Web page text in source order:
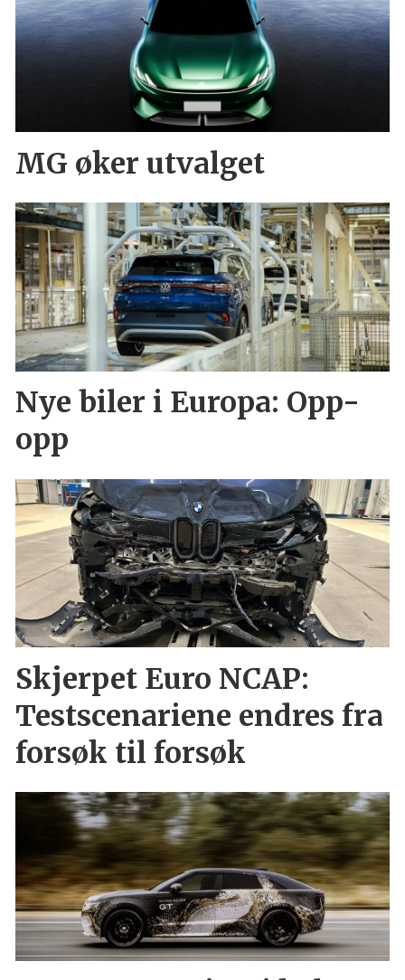
MG øker utvalget
Nye biler i Europa: Opp-
opp
Skjerpet Euro NCAP:
Testscenariene endres fra
forsøk til forsøk